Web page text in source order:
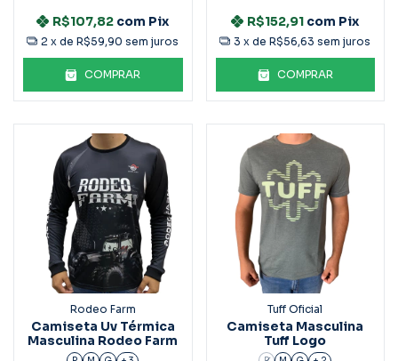
R$107,82 com Pix
2 x deR$59,90 sem juros
COMPRAR
R$152,91 com Pix
3 x deR$56,63 sem juros
COMPRAR
Rodeo Farm
Camiseta Uv Térmica
Masculina Rodeo Farm
Tuff Oficial
Camiseta Masculina
Tuff Logo